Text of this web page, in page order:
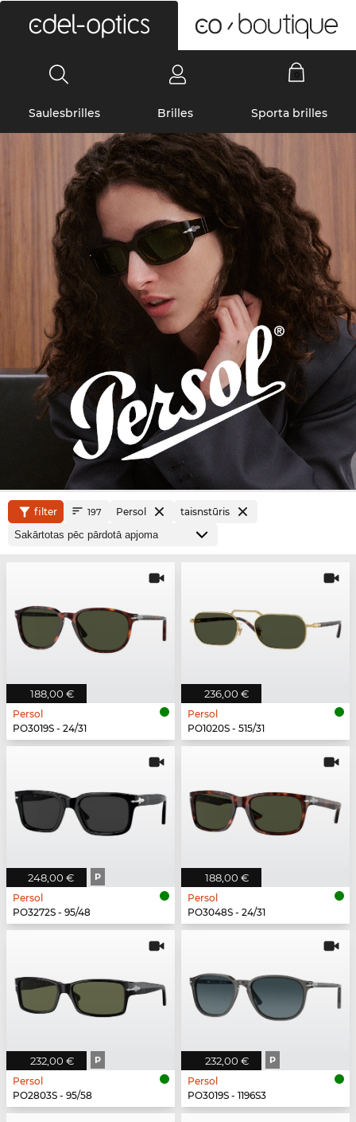
Saulesbrilles Brilles Sporta brilles
filter 197 Persol taisnstūris
188,00 €
Persol
PO3019S - 24/31
236,00 €
Persol
PO1020S - 515/31
248,00 € P
Persol
PO3272S - 95/48
188,00 €
Persol
PO3048S - 24/31
232,00 € P
Persol
PO2803S - 95/58
232,00 € P
Persol
PO3019S - 1196S3